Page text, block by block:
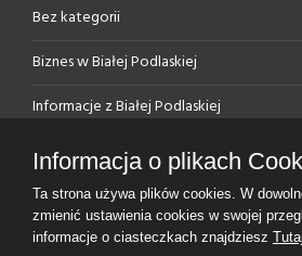
Bez kategorii
Biznes w Białej Podlaskiej
Informacje z Białej Podlaskiej
PUP – rejestracja, oferty
Rynek pracy w Białej Podlaskiej
Informacja o plikach
Ta strona używa plików cookies. W
zmienić ustawienia cookies w swojej
informacje o ciasteczkach znajdziesz Tutaj